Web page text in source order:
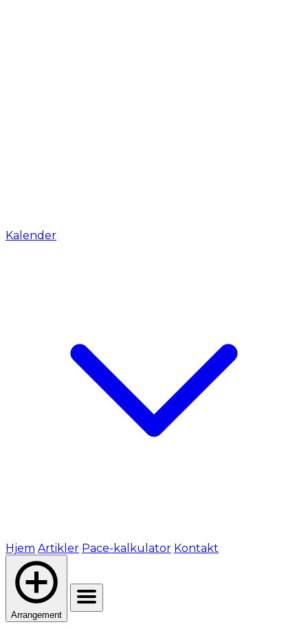
Kalender
Hjem Artikler Pace-kalkulator Kontakt
Arrangement